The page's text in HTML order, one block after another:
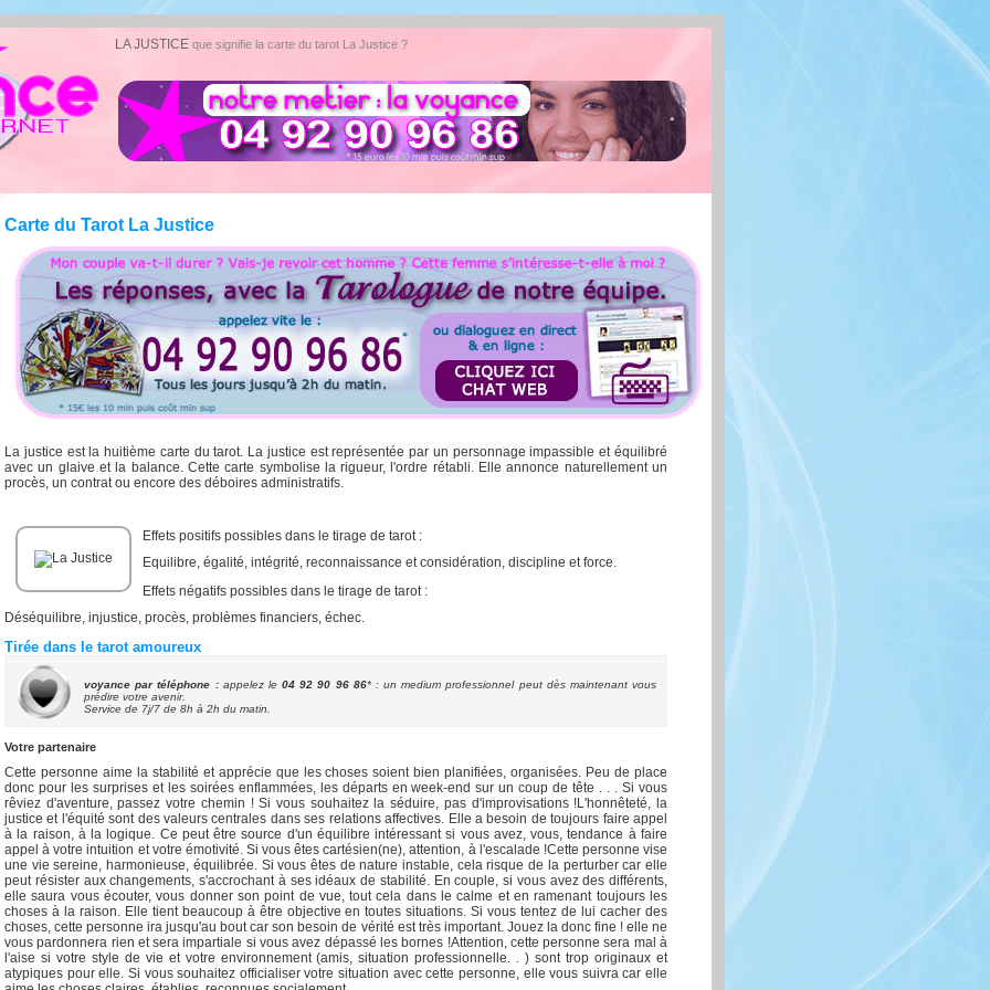
LA JUSTICE que signifie la carte du tarot La Justice ?
Carte du Tarot La Justice
La justice est la huitième carte du tarot. La justice est représentée par un personnage impassible et équilibré
avec un glaive et la balance. Cette carte symbolise la rigueur, l'ordre rétabli. Elle annonce naturellement un
procès, un contrat ou encore des déboires administratifs.
Effets positifs possibles dans le tirage de tarot :
Equilibre, égalité, intégrité, reconnaissance et considération, discipline et force.
Effets négatifs possibles dans le tirage de tarot :
Déséquilibre, injustice, procès, problèmes financiers, échec.
Tirée dans le tarot amoureux
voyance par téléphone :appelez le 04 92 90 96 86* : un medium professionnel peut dès maintenant vous
prédire votre avenir.
Service de 7j/7 de 8h à 2h du matin.
Votre partenaire
Cette personne aime la stabilité et apprécie que les choses soient bien planifiées, organisées. Peu de place
donc pour les surprises et les soirées enflammées, les départs en week-end sur un coup de tête . . . Si vous
rêviez d'aventure, passez votre chemin ! Si vous souhaitez la séduire, pas d'improvisations !L'honnêteté, la
justice et l'équité sont des valeurs centrales dans ses relations affectives. Elle a besoin de toujours faire appel
à la raison, à la logique. Ce peut être source d'un équilibre intéressant si vous avez, vous, tendance à faire
appel à votre intuition et votre émotivité. Si vous êtes cartésien(ne), attention, à l'escalade !Cette personne vise
une vie sereine, harmonieuse, équilibrée. Si vous êtes de nature instable, cela risque de la perturber car elle
peut résister aux changements, s'accrochant à ses idéaux de stabilité. En couple, si vous avez des différents,
elle saura vous écouter, vous donner son point de vue, tout cela dans le calme et en ramenant toujours les
choses à la raison. Elle tient beaucoup à être objective en toutes situations. Si vous tentez de lui cacher des
choses, cette personne ira jusqu'au bout car son besoin de vérité est très important. Jouez la donc fine ! elle ne
vous pardonnera rien et sera impartiale si vous avez dépassé les bornes !Attention, cette personne sera mal à
l'aise si votre style de vie et votre environnement (amis, situation professionnelle. . ) sont trop originaux et
atypiques pour elle. Si vous souhaitez officialiser votre situation avec cette personne, elle vous suivra car elle